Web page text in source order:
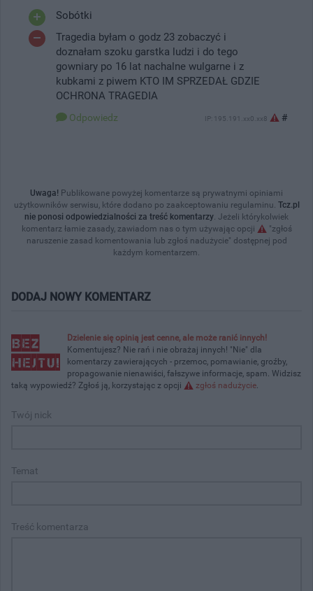
Sobótki
Tragedia byłam o godz 23 zobaczyć i
doznałam szoku garstka ludzi i do tego
gowniary po 16 lat nachalne wulgarne i z
kubkami z piwem KTO IM SPRZEDAŁ GDZIE
OCHRONA TRAGEDIA
Odpowiedz IP: 195.191.xx0.xx8 #
Uwaga! Publikowane powyżej komentarze są prywatnymi opiniami
użytkowników serwisu, które dodano po zaakceptowaniu regulaminu. Tcz.pl
nie ponosi odpowiedzialności za treść komentarzy. Jeżeli którykolwiek
komentarz łamie zasady, zawiadom nas o tym używając opcji
"zgłoś
naruszenie zasad komentowania lub zgłoś nadużycie" dostępnej pod
każdym komentarzem.
DODAJ NOWY KOMENTARZ
Dzielenie się opinią jest cenne, ale może ranić innych!
Komentujesz? Nie rań i nie obrażaj innych! "Nie" dla
komentarzy zawierających - przemoc, pomawianie, groźby,
propagowanie nienawiści, fałszywe informacje, spam. Widzisz
taką wypowiedź? Zgłoś ją, korzystając z opcji
zgłoś nadużycie.
Twój nick
Temat
Treść komentarza